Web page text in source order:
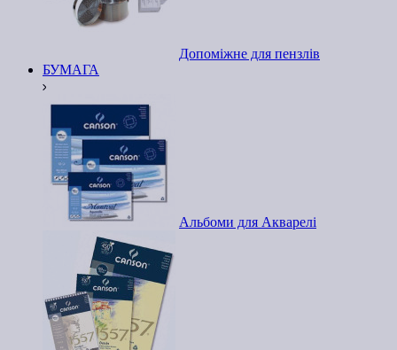
Допоміжне для пензлів
БУМАГА
Альбоми для Акварелі